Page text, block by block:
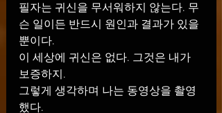
필자는 귀신을 무서워하지 않는다. 무
슨 일이든 반드시 원인과 결과가 있을
뿐이다.
이 세상에 귀신은 없다. 그것은 내가
보증하지.
그렇게 생각하며 나는 동영상을 촬영
했다.